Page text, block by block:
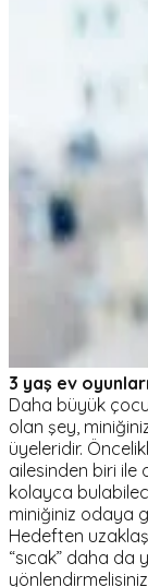
3 yaş ev oyunları
Daha büyük
olan şey,
üyeleridir.
ailesinden biri ile
kolayca
miniğiniz odaya
Hedeften
“sıcak” daha da